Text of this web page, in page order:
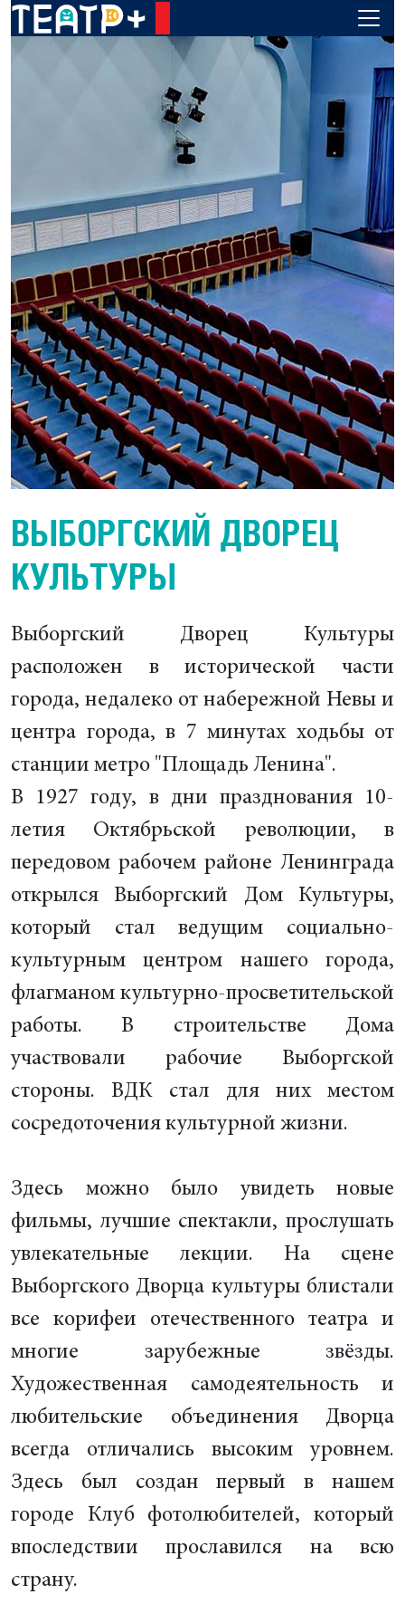
ВЫБОРГСКИЙ ДВОРЕЦ
КУЛЬТУРЫ
Выборгский Дворец Культуры
расположен в исторической части
города, недалеко от набережной Невы и
центра города, в 7 минутах ходьбы от
станции метро "Площадь Ленина".
В 1927 году, в дни празднования 10-
летия Октябрьской революции, в
передовом рабочем районе Ленинграда
открылся Выборгский Дом Культуры,
который стал ведущим социально-
культурным центром нашего города,
флагманом культурно-просветительской
работы. В строительстве Дома
участвовали рабочие Выборгской
стороны. ВДК стал для них местом
сосредоточения культурной жизни.
Здесь можно было увидеть новые
фильмы, лучшие спектакли, прослушать
увлекательные лекции. На сцене
Выборгского Дворца культуры блистали
все корифеи отечественного театра и
многие зарубежные звёзды.
Художественная самодеятельность и
любительские объединения Дворца
всегда отличались высоким уровнем.
Здесь был создан первый в нашем
городе Клуб фотолюбителей, который
впоследствии прославился на всю
страну.